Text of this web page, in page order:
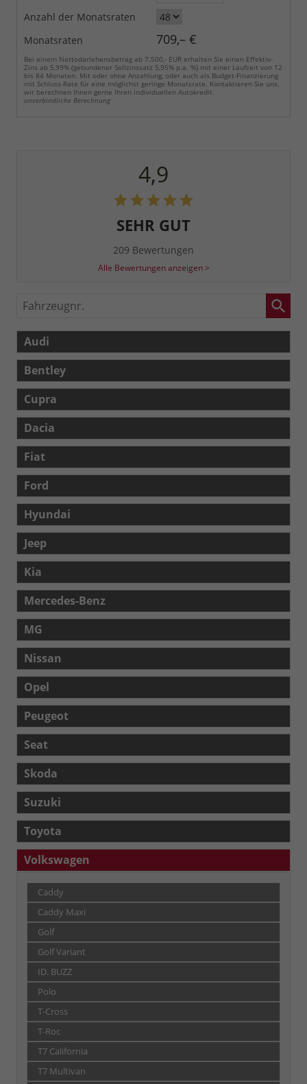
Anzahl der Monatsraten
Monatsraten
709,– €
Bei einem Nettodarlehensbetrag ab 7.500,- EUR erhalten Sie einen Effektiv-
Zins ab 5,99% (gebundener Sollzinssatz 5,95% p.a. %) mit einer Laufzeit von 12
bis 84 Monaten. Mit oder ohne Anzahlung, oder auch als Budget-Finanzierung
mit Schluss-Rate für eine möglichst geringe Monatsrate. Kontaktieren Sie uns,
wir berechnen Ihnen gerne Ihren individuellen Autokredit.
unverbindliche Berechnung
4,9
SEHR GUT
209 Bewertungen
Alle Bewertungen anzeigen >
Fahrzeugnr.
Audi
Bentley
Cupra
Dacia
Fiat
Ford
Hyundai
Jeep
Kia
Mercedes-Benz
MG
Nissan
Opel
Peugeot
Seat
Skoda
Suzuki
Toyota
Volkswagen
Caddy
Caddy Maxi
Golf
Golf Variant
ID. BUZZ
Polo
T-Cross
T-Roc
T7 California
T7 Multivan